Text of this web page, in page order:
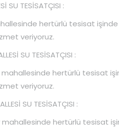
SU TESİSATÇISI :
hertürlü tesisat işinde
veriyoruz.
SU TESİSATÇISI :
hertürlü tesisat
veriyoruz.
SU TESİSATÇISI :
hertürlü tesisat